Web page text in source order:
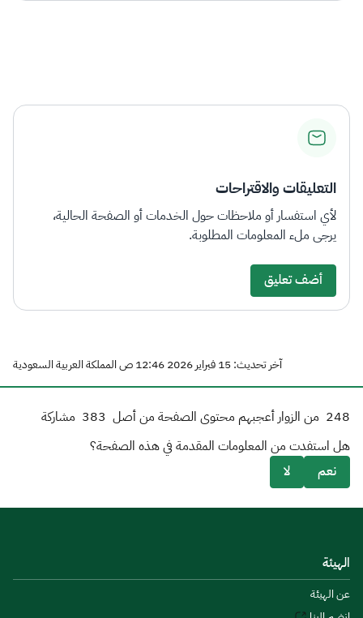
التعليقات والاقتراحات
لأي استفسار أو ملاحظات حول الخدمات أو الصفحة الحالية،
يرجى ملء المعلومات المطلوبة.
أضف تعليق
آخر تحديث: 15 فبراير 2026 12:46 ص المملكة العربية السعودية
248 من الزوار أعجبهم محتوى الصفحة من أصل 383 مشاركة
هل استفدت من المعلومات المقدمة في هذه الصفحة؟
نعم
لا
الهيئة
عن الهيئة